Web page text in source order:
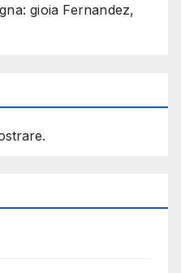
gioia Fernandez,